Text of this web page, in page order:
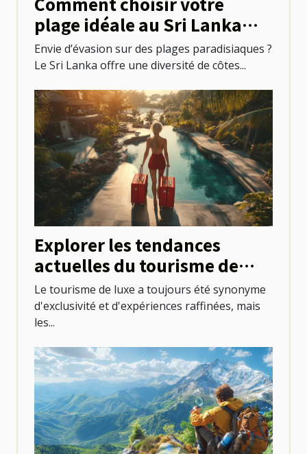
plage idéale au Sri Lanka
pour des vacances de rêve ?
Envie d’évasion sur des plages paradisiaques ?
Le Sri Lanka offre une diversité de côtes...
Explorer les tendances
actuelles du tourisme de
luxe mondial
Le tourisme de luxe a toujours été synonyme
d'exclusivité et d'expériences raffinées, mais
les...